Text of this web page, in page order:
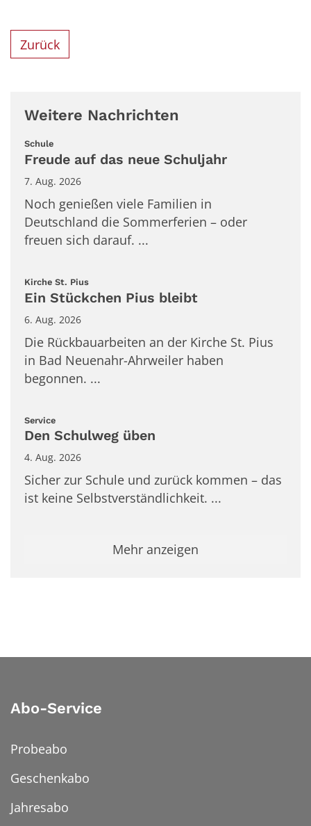
Zurück
Weitere Nachrichten
Schule:
Freude auf das neue Schuljahr
7. Aug. 2026
Noch genießen viele Familien in
Deutschland die Sommerferien – oder
freuen sich darauf. ...
Kirche St. Pius:
Ein Stückchen Pius bleibt
6. Aug. 2026
Die Rückbauarbeiten an der Kirche St. Pius
in Bad Neuenahr-Ahrweiler haben
begonnen. ...
Service:
Den Schulweg üben
4. Aug. 2026
Sicher zur Schule und zurück kommen – das
ist keine Selbstverständlichkeit. ...
Mehr anzeigen
Abo-Service
Probeabo
Geschenkabo
Jahresabo